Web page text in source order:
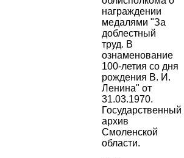
награждении
медалями "За
доблестный
труд. В
ознаменование
100-летия со дня
рождения В. И.
Ленина" от
31.03.1970.
Государственный
архив
Смоленской
области.